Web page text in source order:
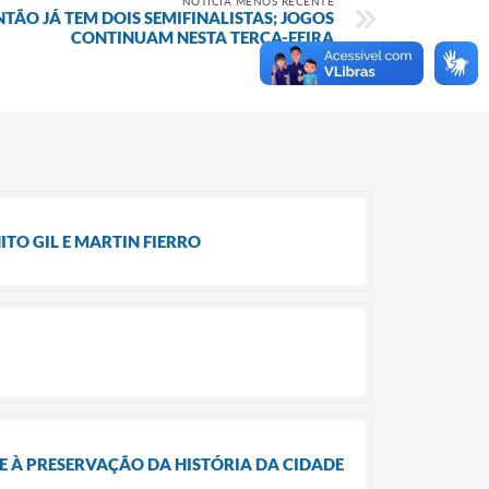
JÁ TEM DOIS SEMIFINALISTAS; JOGOS
CONTINUAM NESTA TERÇA-FEIRA
GIL E MARTIN FIERRO
PRESERVAÇÃO DA HISTÓRIA DA CIDADE